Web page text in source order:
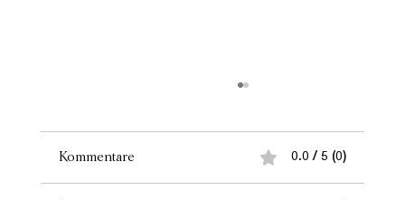
Kommentare 0.0 / 5 (0)